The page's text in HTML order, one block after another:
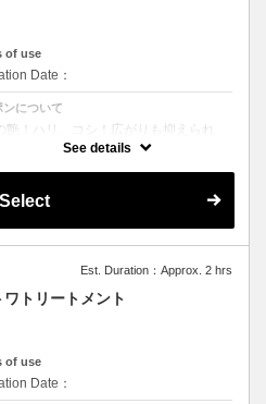
of use
Date：
ンについて
艶！ハリ、コシ！広がりも抑えられ
んなに傷んだ髪も、鮮やかなハイトー
See details
Select
Est. Duration：Approx. 2 hrs
トリートメント
of use
Date：